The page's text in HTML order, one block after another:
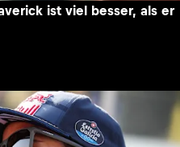
ist viel besser, als er